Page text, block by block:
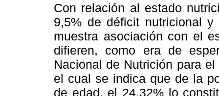
Con relación al estado
9,5% de déficit nutricional
muestra asociación con el
difieren, como era de
Nacional de Nutrición para
el cual se indica que de la
de edad, el 24,32% lo